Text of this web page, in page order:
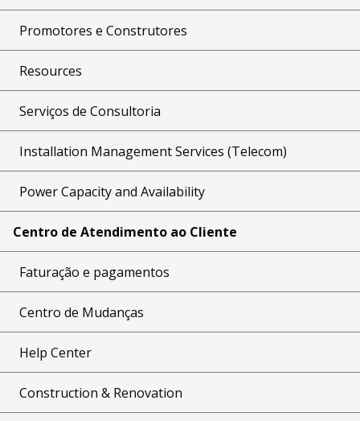
Promotores e Construtores
Resources
Serviços de Consultoria
Installation Management Services (Telecom)
Power Capacity and Availability
Centro de Atendimento ao Cliente
Faturação e pagamentos
Centro de Mudanças
Help Center
Construction & Renovation